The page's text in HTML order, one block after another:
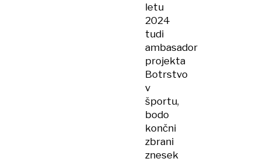
letu
2024
tudi
ambasador
projekta
Botrstvo
v
športu,
bodo
končni
zbrani
znesek